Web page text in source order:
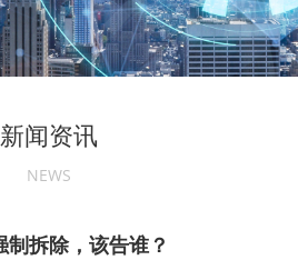
新闻资讯
NEWS
制拆除，该告谁？